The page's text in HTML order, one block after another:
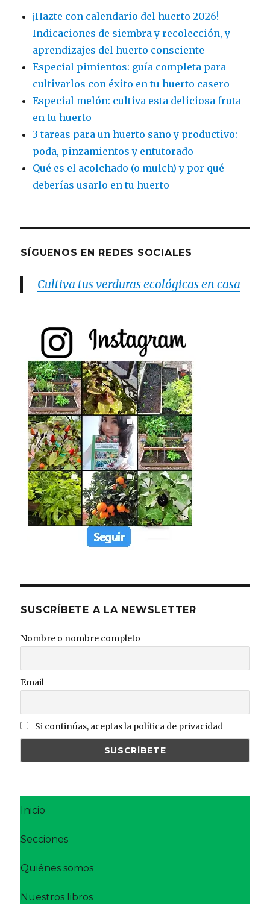
¡Hazte con calendario del huerto 2026!
Indicaciones de siembra y recolección, y
aprendizajes del huerto consciente
Especial pimientos: guía completa para
cultivarlos con éxito en tu huerto casero
Especial melón: cultiva esta deliciosa fruta
en tu huerto
3 tareas para un huerto sano y productivo:
poda, pinzamientos y entutorado
Qué es el acolchado (o mulch) y por qué
deberías usarlo en tu huerto
SÍGUENOS EN REDES SOCIALES
Cultiva tus verduras ecológicas en casa
SUSCRÍBETE A LA NEWSLETTER
Nombre o nombre completo
Email
Si continúas, aceptas la política de privacidad
Inicio
Secciones
Quiénes somos
Nuestros libros